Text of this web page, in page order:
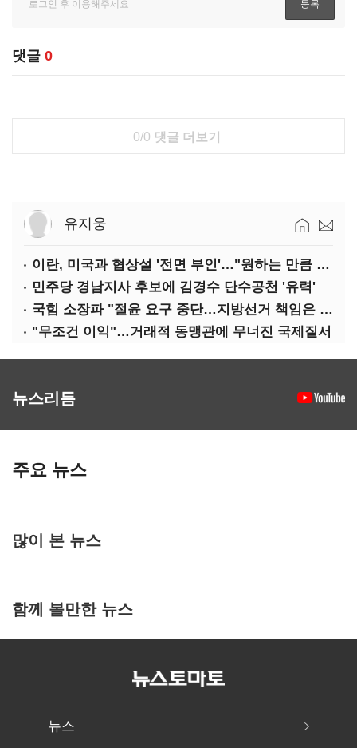
댓글 0
0/0 댓글 더보기
유지웅
이란, 미국과 협상설 '전면 부인'…"원하는 만큼 전쟁 가능"
민주당 경남지사 후보에 김경수 단수공천 '유력'
국힘 소장파 "절윤 요구 중단…지방선거 책임은 장동혁 몫"
"무조건 이익"…거래적 동맹관에 무너진 국제질서
뉴스리듬
주요 뉴스
많이 본 뉴스
함께 볼만한 뉴스
뉴스